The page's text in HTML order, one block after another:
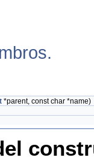
*parent, const char *name)